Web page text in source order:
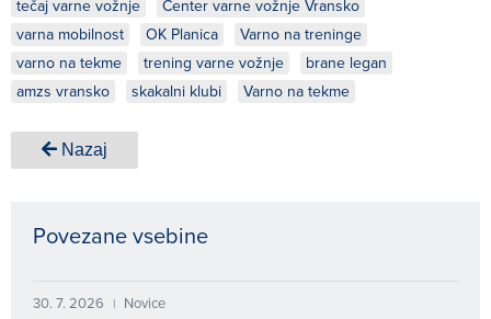
tečaj varne vožnje
Center varne vožnje Vransko
varna mobilnost
OK Planica
Varno na treninge
varno na tekme
trening varne vožnje
brane legan
amzs vransko
skakalni klubi Varno na tekme
Nazaj
Povezane vsebine
30. 7. 2026 | Novice